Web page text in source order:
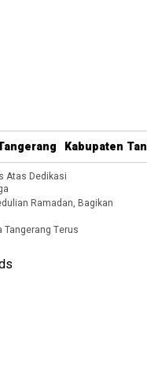
Kabupaten
dan Dukungan
Atas Dedikasi
Ramadan, Bagikan
Tangerang Terus